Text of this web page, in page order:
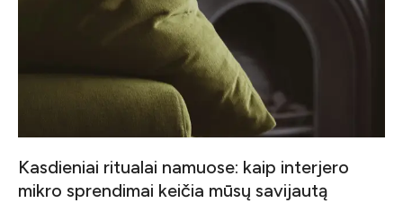
Kasdieniai ritualai namuose: kaip interjero
mikro sprendimai keičia mūsų savijautą